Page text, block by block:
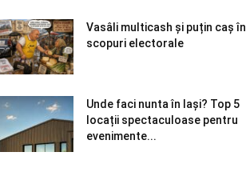
Vasâli multicash și puțin caș în
scopuri electorale
Unde faci nunta în Iași? Top 5
locații spectaculoase pentru
evenimente...